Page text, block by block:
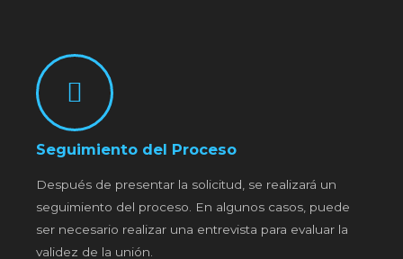
Seguimiento del Proceso
Después de presentar la solicitud, se realizará un
seguimiento del proceso. En algunos casos, puede
ser necesario realizar una entrevista para evaluar la
validez de la unión.